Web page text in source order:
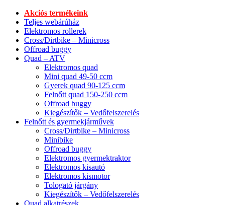
Akciós termékeink
Teljes webárúház
Elektromos rollerek
Cross/Dirtbike – Minicross
Offroad buggy
Quad – ATV
Elektromos quad
Mini quad 49-50 ccm
Gyerek quad 90-125 ccm
Felnőtt quad 150-250 ccm
Offroad buggy
Kiegészítők – Vedőfelszerelés
Felnőtt és gyermekjárművek
Cross/Dirtbike – Minicross
Minibike
Offroad buggy
Elektromos gyermektraktor
Elektromos kisautó
Elektromos kismotor
Tologató járgány
Kiegészítők – Vedőfelszerelés
Quad alkatrészek